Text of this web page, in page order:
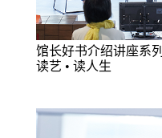
馆长好书介绍讲座系列
读艺 • 读人生